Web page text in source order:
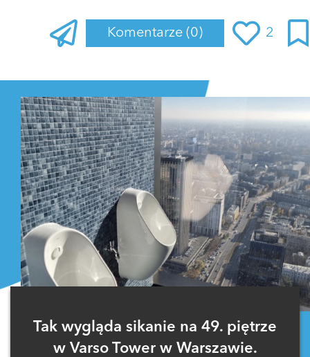
Komentarze (0) 2
Tak wygląda sikanie na 49. piętrze
w Varso Tower w Warszawie.